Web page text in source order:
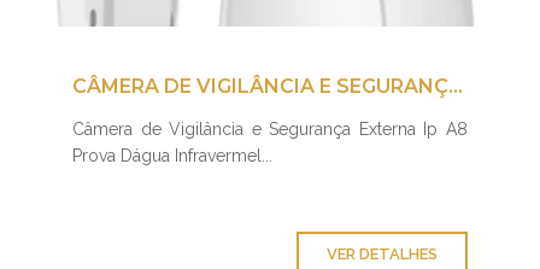
CÂMERA DE VIGILÂNCIA E SEGURANÇA EXTERNA IP A8 PROVA DÁGUA INFRAVERMEL
Câmera de Vigilância e Segurança Externa Ip A8
Prova Dágua Infravermel...
VER DETALHES